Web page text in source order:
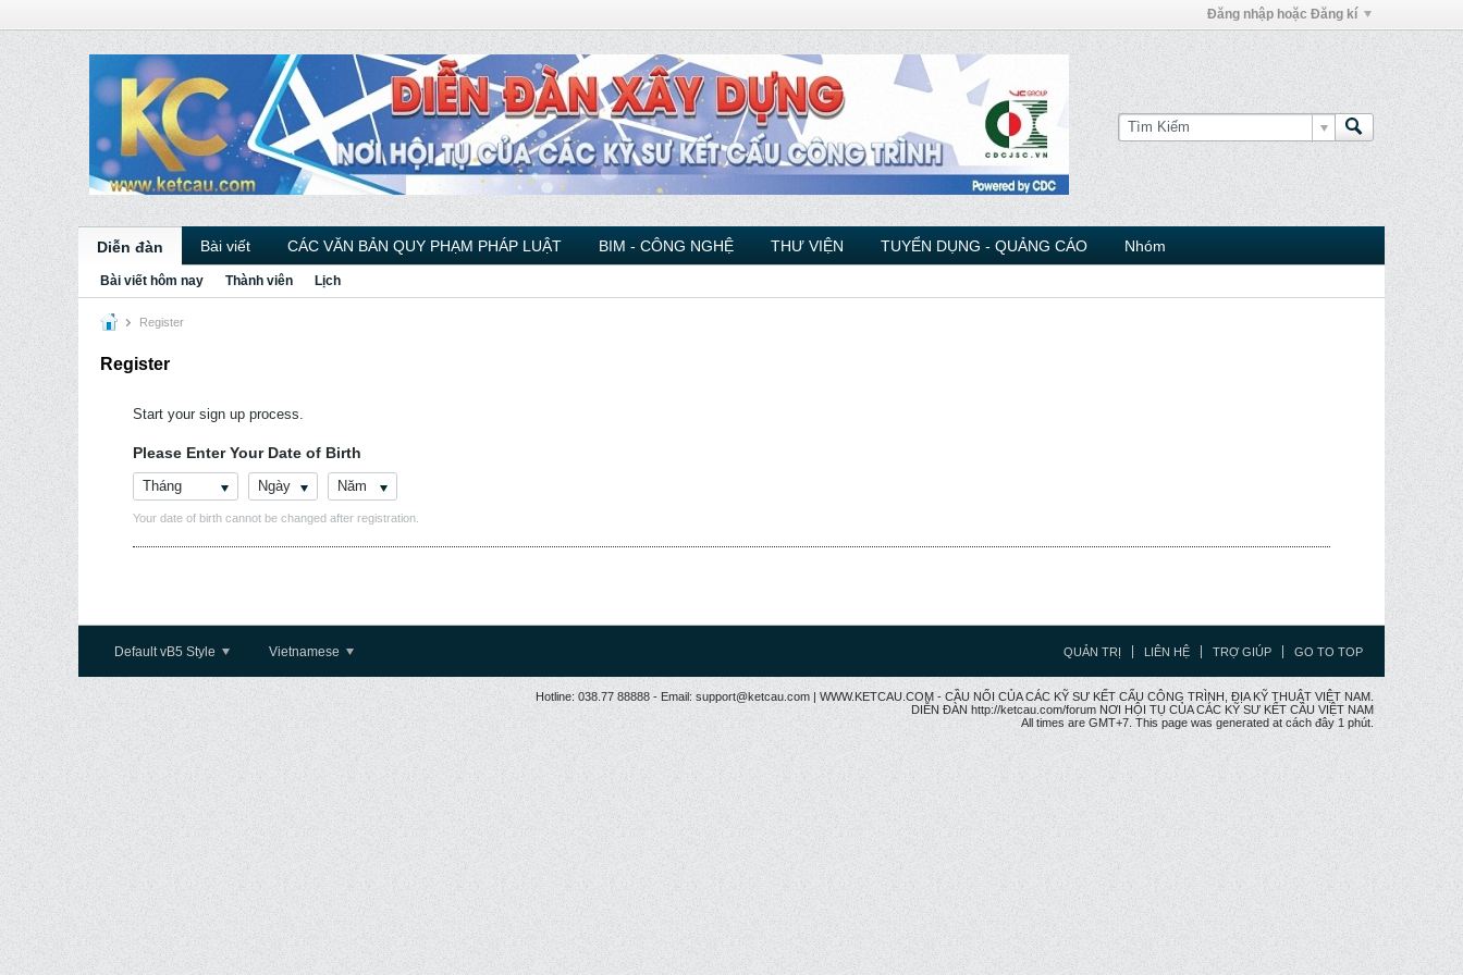
Đăng nhập hoặc Đăng kí
Diễn đàn Bài viết CÁC VĂN BẢN QUY PHẠM PHÁP LUẬT BIM - CÔNG NGHỆ THƯ VIỆN TUYỂN DỤNG - QUẢNG CÁO Nhóm
Bài viết hôm nay Thành viên Lịch
Register
Register
Start your sign up process.
Please Enter Your Date of Birth
Tháng Ngày Năm
Your date of birth cannot be changed after registration.
Default vB5 Style Vietnamese QUẢN TRỊ LIÊN HỆ TRỢ GIÚP GO TO TOP
Hotline: 038.77 88888 - Email: support@ketcau.com | WWW.KETCAU.COM - CẦU NỐI CỦA CÁC KỸ SƯ KẾT CẤU CÔNG TRÌNH, ĐỊA KỸ THUẬT VIỆT NAM.
DIỄN ĐÀN http://ketcau.com/forum NƠI HỘI TỤ CỦA CÁC KỸ SƯ KẾT CÂU VIỆT NAM
All times are GMT+7. This page was generated at cách đây 1 phút.